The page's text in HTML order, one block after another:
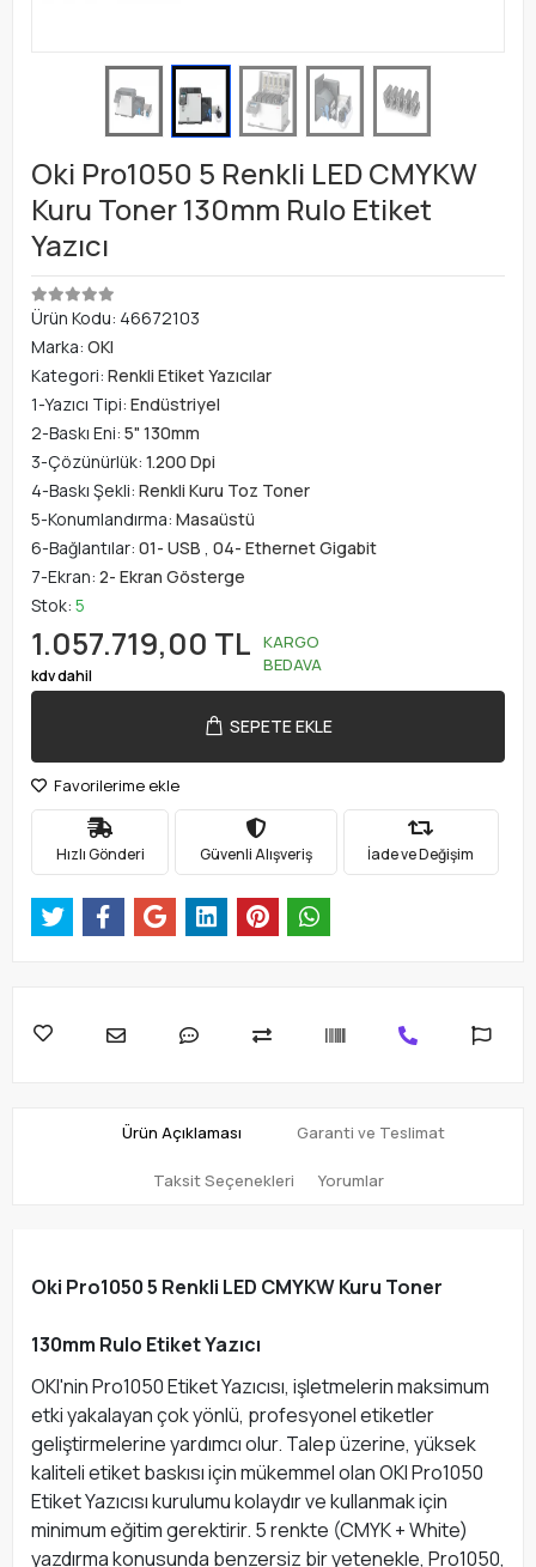
Oki Pro1050 5 Renkli LED CMYKW
Kuru Toner 130mm Rulo Etiket
Yazıcı
Ürün Kodu: 46672103
Marka: OKI
Kategori: Renkli Etiket Yazıcılar
1-Yazıcı Tipi: Endüstriyel
2-Baskı Eni: 5" 130mm
3-Çözünürlük: 1.200 Dpi
4-Baskı Şekli: Renkli Kuru Toz Toner
5-Konumlandırma: Masaüstü
6-Bağlantılar: 01- USB , 04- Ethernet Gigabit
7-Ekran: 2- Ekran Gösterge
Stok: 5
1.057.719,00 TL
kdv dahil
KARGO
BEDAVA
SEPETE EKLE
Favorilerime ekle
Hızlı Gönderi Güvenli Alışveriş İade ve Değişim
Ürün Açıklaması Garanti ve Teslimat
Taksit Seçenekleri Yorumlar
Oki Pro1050 5 Renkli LED CMYKW Kuru Toner
130mm Rulo Etiket Yazıcı
OKI'nin Pro1050 Etiket Yazıcısı, işletmelerin maksimum
etki yakalayan çok yönlü, profesyonel etiketler
geliştirmelerine yardımcı olur. Talep üzerine, yüksek
kaliteli etiket baskısı için mükemmel olan OKI Pro1050
Etiket Yazıcısı kurulumu kolaydır ve kullanmak için
minimum eğitim gerektirir. 5 renkte (CMYK + White)
yazdırma konusunda benzersiz bir yetenekle, Pro1050,